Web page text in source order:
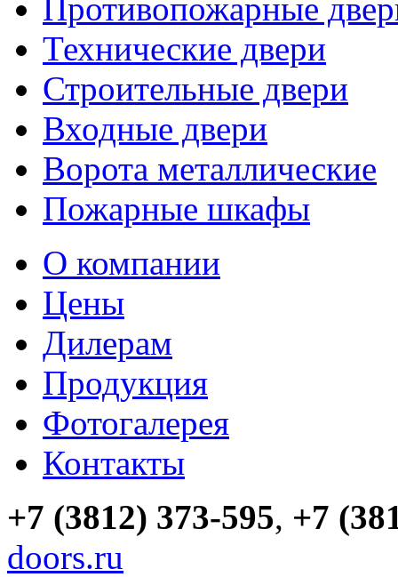
Противопожарные
Технические двери
Строительные двери
Входные двери
Ворота металлические
Пожарные шкафы
О компании
Цены
Дилерам
Продукция
Фотогалерея
Контакты
+7 (3812) 373-595, +7
doors.ru